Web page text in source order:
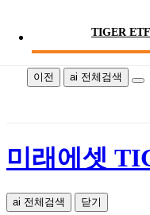
TIGER ETF
미래에셋
이전 ai 전체검색
미래에셋
ai 전체검색 닫기